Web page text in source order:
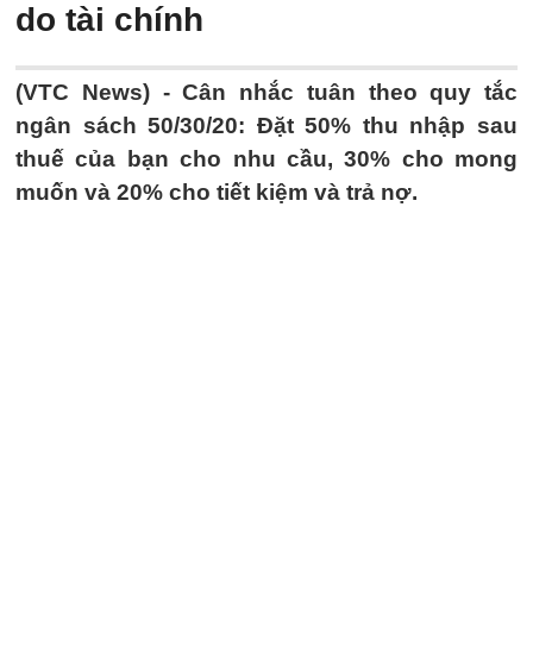
do tài chính
(VTC News) -Cân nhắc tuân theo quy tắc
ngân sách 50/30/20: Đặt 50% thu nhập sau
thuế của bạn cho nhu cầu, 30% cho mong
muốn và 20% cho tiết kiệm và trả nợ.